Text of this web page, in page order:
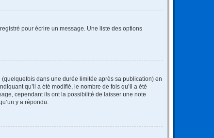
pour écrire un message. Une liste des options
dans une durée limitée après sa publication) en
qu’il a été modifié, le nombre de fois qu’il a été
cependant ils ont la possibilité de laisser une note
y a répondu.